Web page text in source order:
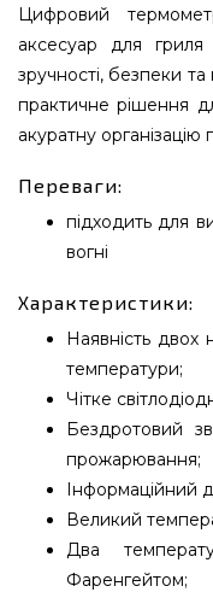
Цифровий
аксесуар для гриля
зручності, безпеки
практичне рішення
акуратну організацію
Переваги:
підходить для
вогні
Характеристики:
Наявність двох
температури;
Чітке
Бездротовий
прожарювання;
Інформаційний
Великий
Два
Фаренгейтом;